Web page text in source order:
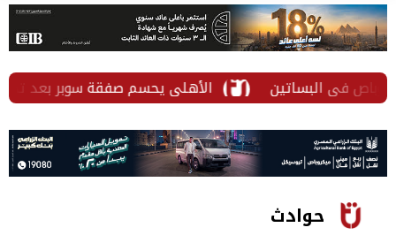
الأهلي يحسم صفقة سوبر بعد تدخل في البساتين
حوادث